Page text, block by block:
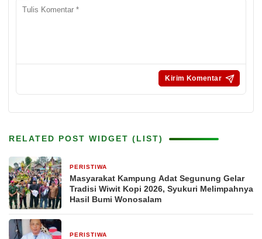
RELATED POST WIDGET (LIST)
PERISTIWA
Masyarakat Kampung Adat Segunung Gelar
Tradisi Wiwit Kopi 2026, Syukuri Melimpahnya
Hasil Bumi Wonosalam
PERISTIWA